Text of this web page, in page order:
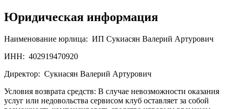
Юридическая информация
Наименование юрлица: ИП Сукиасян Валерий Артурович
ИНН: 402919470920
Директор: Сукиасян Валерий Артурович
Условия возврата средств: В случае невозможности оказания
услуг или недовольства сервисом клуб оставляет за собой